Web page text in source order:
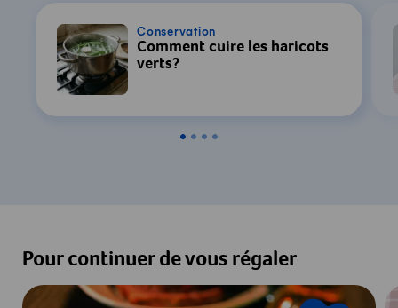
Conservation
Comment cuire les haricots
verts?
Pour continuer de vous régaler